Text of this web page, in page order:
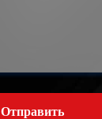
Отправить